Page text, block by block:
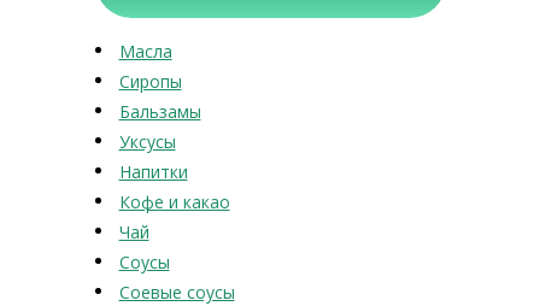
Масла
Сиропы
Бальзамы
Уксусы
Напитки
Кофе и какао
Чай
Соусы
Соевые соусы